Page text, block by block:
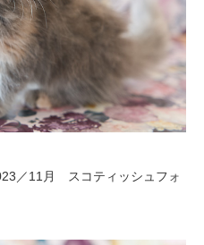
／11月 スコティッシュフォ